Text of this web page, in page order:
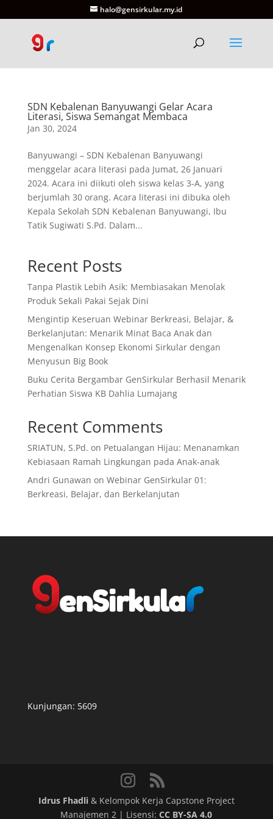
halo@gensirkular.my.id
SDN Kebalenan Banyuwangi Gelar Acara
Literasi, Siswa Semangat Membaca
Jan 30, 2024
Banyuwangi – SDN Kebalenan Banyuwangi
menggelar acara literasi pada Jumat, 26 Januari
2024. Acara ini diikuti oleh siswa kelas 3-A, yang
berjumlah 30 orang. Acara literasi ini dibuka oleh
Kepala Sekolah SDN Kebalenan Banyuwangi, Ibu
Tatik Sugiwati S.Pd. Dalam...
Recent Posts
Tanpa Plastik Lebih Asik: Membiasakan Menolak
Produk Sekali Pakai Sejak Dini
Mengintip Keseruan Webinar Berkreasi, Belajar, &
Berkelanjutan: Menarik Minat Baca Anak dan
Mengenalkan Konsep Ekonomi Sirkular dengan
Menyusun Big Book
Buku Cerita Bergambar GenSirkular Berhasil Menarik
Perhatian Siswa KB Dahlia Lumajang
Recent Comments
SRIATUN, S.Pd. on Petualangan Hijau: Menanamkan
Kebiasaan Ramah Lingkungan pada Anak-anak
Andri Gunawan on Webinar GenSirkular 01:
Berkreasi, Belajar, dan Berkelanjutan
Kunjungan: 5609
Idrus Fhadli& Kelompok Kerja Capstone Project
Manajemen 2 | Lisensi:CC BY-SA 4.0